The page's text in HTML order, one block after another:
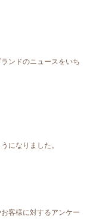
ンドのニュースをいち
になりました。
客様に対するアンケー